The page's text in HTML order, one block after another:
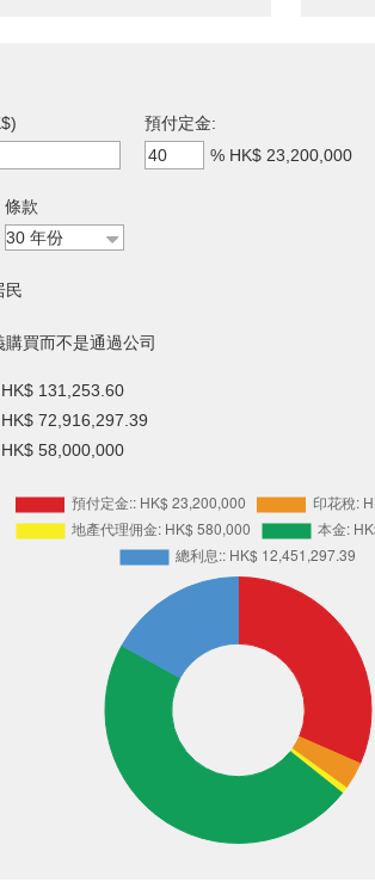
預付定金:
% HK$ 23,200,000
條款
民
購買而不是通過公司
HK$ 131,253.60
HK$ 72,916,297.39
HK$ 58,000,000